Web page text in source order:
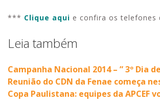
*** Clique aqui e confira os telefones
Leia também
Campanha Nacional 2014 – ” 3º Dia
Reunião do CDN da Fenae começa
Copa Paulistana: equipes da APCEF